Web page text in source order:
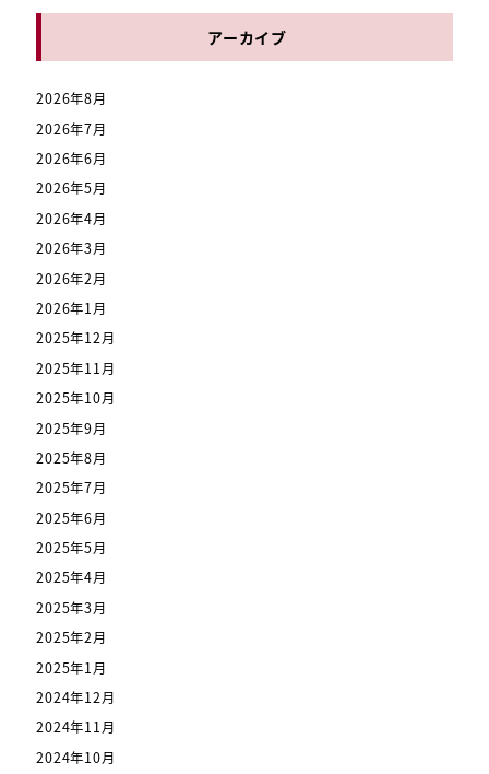
アーカイブ
2026年8月
2026年7月
2026年6月
2026年5月
2026年4月
2026年3月
2026年2月
2026年1月
2025年12月
2025年11月
2025年10月
2025年9月
2025年8月
2025年7月
2025年6月
2025年5月
2025年4月
2025年3月
2025年2月
2025年1月
2024年12月
2024年11月
2024年10月